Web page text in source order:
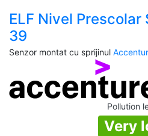
ELF Nivel Prescolar
39
Senzor montat cu sprijinul
Pollution
Very